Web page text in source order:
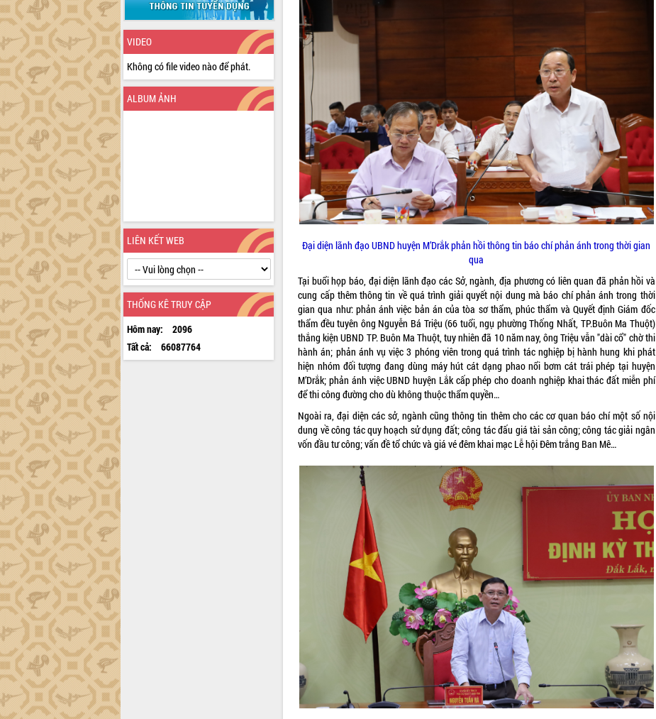
VIDEO
Không có file video nào để phát.
ALBUM ẢNH
LIÊN KẾT WEB
THỐNG KÊ TRUY CẬP
Hôm nay:
2096
Tất cả:
66087764
Đại diện lãnh đạo UBND huyện M’Drắk phản hồi thông tin báo chí phản ánh trong thời gian
qua
Tại buổi họp báo, đại diện lãnh đạo các Sở, ngành, địa phương có liên quan đã phản hồi và
cung cấp thêm thông tin về quá trình giải quyết nội dung mà báo chí phản ánh trong thời
gian qua như: phản ánh việc bản án của tòa sơ thẩm, phúc thẩm và Quyết định Giám đốc
thẩm đều tuyên ông Nguyễn Bá Triệu (66 tuổi, ngụ phường Thống Nhất, TP.Buôn Ma Thuột)
thắng kiện UBND TP. Buôn Ma Thuột, tuy nhiên đã 10 năm nay, ông Triệu vẫn "dài cổ" chờ thi
hành án; phản ánh vụ việc 3 phóng viên trong quá trình tác nghiệp bị hành hung khi phát
hiện nhóm đối tượng đang dùng máy hút cát dạng phao nổi bơm cát trái phép tại huyện
M’Drắk; phản ánh việc UBND huyện Lắk cấp phép cho doanh nghiệp khai thác đất miễn phí
để thi công đường cho dù không thuộc thẩm quyền…
Ngoài ra, đại diện các sở, ngành cũng thông tin thêm cho các cơ quan báo chí một số nội
dung về công tác quy hoạch sử dụng đất; công tác đấu giá tài sản công; công tác giải ngân
vốn đầu tư công; vấn đề tổ chức và giá vé đêm khai mạc Lễ hội Đêm trắng Ban Mê…